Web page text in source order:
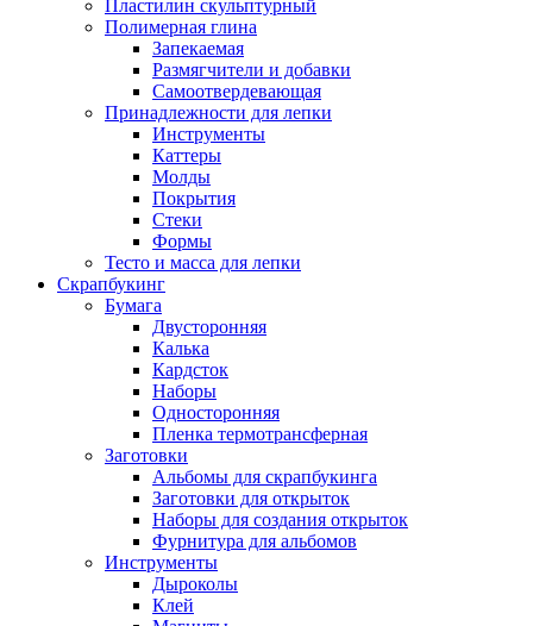
Пластилин скульптурный
Полимерная глина
Запекаемая
Размягчители и добавки
Самоотвердевающая
Принадлежности для лепки
Инструменты
Каттеры
Молды
Покрытия
Стеки
Формы
Тесто и масса для лепки
Скрапбукинг
Бумага
Двусторонняя
Калька
Кардсток
Наборы
Односторонняя
Пленка термотрансферная
Заготовки
Альбомы для скрапбукинга
Заготовки для открыток
Наборы для создания открыток
Фурнитура для альбомов
Инструменты
Дыроколы
Клей